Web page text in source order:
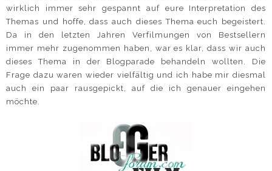
wirklich immer sehr gespannt auf eure Interpretation des
Themas und hoffe, dass auch dieses Thema euch begeistert.
Da in den letzten Jahren Verfilmungen von Bestsellern
immer mehr zugenommen haben, war es klar, dass wir auch
dieses Thema in der Blogparade behandeln wollten. Die
Frage dazu waren wieder vielfältig und ich habe mir diesmal
auch ein paar rausgepickt, auf die ich genauer eingehen
möchte.